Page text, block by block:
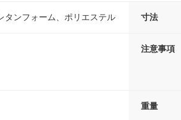
タンフォーム、ポリエステル 寸法
注意事項
重量